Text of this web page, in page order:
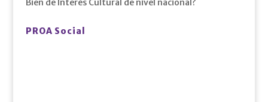
PROA Social